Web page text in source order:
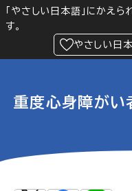
「やさしい日本語」にかえ
す。
やさしい日
重度心身障がい